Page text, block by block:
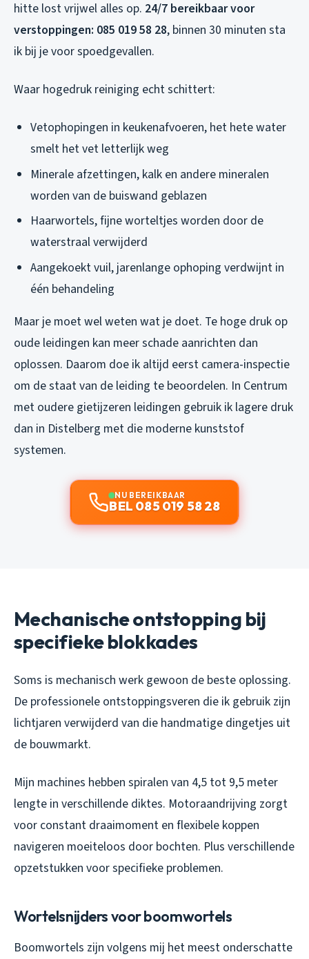
hitte lost vrijwel alles op. 24/7 bereikbaar voor
verstoppingen: 085 019 58 28, binnen 30 minuten sta
ik bij je voor spoedgevallen.
Waar hogedruk reiniging echt schittert:
Vetophopingen in keukenafvoeren, het hete water
smelt het vet letterlijk weg
Minerale afzettingen, kalk en andere mineralen
worden van de buiswand geblazen
Haarwortels, fijne worteltjes worden door de
waterstraal verwijderd
Aangekoekt vuil, jarenlange ophoping verdwijnt in
één behandeling
Maar je moet wel weten wat je doet. Te hoge druk op
oude leidingen kan meer schade aanrichten dan
oplossen. Daarom doe ik altijd eerst camera-inspectie
om de staat van de leiding te beoordelen. In Centrum
met oudere gietijzeren leidingen gebruik ik lagere druk
dan in Distelberg met die moderne kunststof
systemen.
NU BEREIKBAAR
BEL 085 019 58 28
Mechanische ontstopping bij
specifieke blokkades
Soms is mechanisch werk gewoon de beste oplossing.
De professionele ontstoppingsveren die ik gebruik zijn
lichtjaren verwijderd van die handmatige dingetjes uit
de bouwmarkt.
Mijn machines hebben spiralen van 4,5 tot 9,5 meter
lengte in verschillende diktes. Motoraandrijving zorgt
voor constant draaimoment en flexibele koppen
navigeren moeiteloos door bochten. Plus verschillende
opzetstukken voor specifieke problemen.
Wortelsnijders voor boomwortels
Boomwortels zijn volgens mij het meest onderschatte